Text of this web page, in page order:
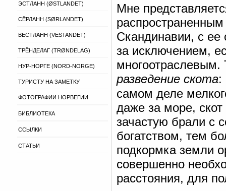
ЭСТЛАНН (ØSTLANDET)
СЁРЛАНН (SØRLANDET)
ВЕСТЛАНН (VESTANDET)
ТРЁНДЕЛАГ (TRØNDELAG)
НУР-НОРГЕ (NORD-NORGE)
ТУРИСТУ НА ЗАМЕТКУ
ФОТОГРАФИИ НОРВЕГИИ
БИБЛИОТЕКА
ССЫЛКИ
СТАТЬИ
Мне
Скандинавии, с
за исключением,
разведение скота:
самом деле
даже за море,
зачастую брали с
богатством, тем
подкормка земли
совершенно
расстояния, для